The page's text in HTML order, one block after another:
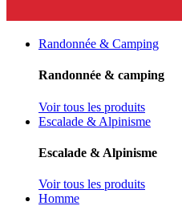
Randonnée & Camping
Randonnée & camping
Voir tous les produits
Escalade & Alpinisme
Escalade & Alpinisme
Voir tous les produits
Homme